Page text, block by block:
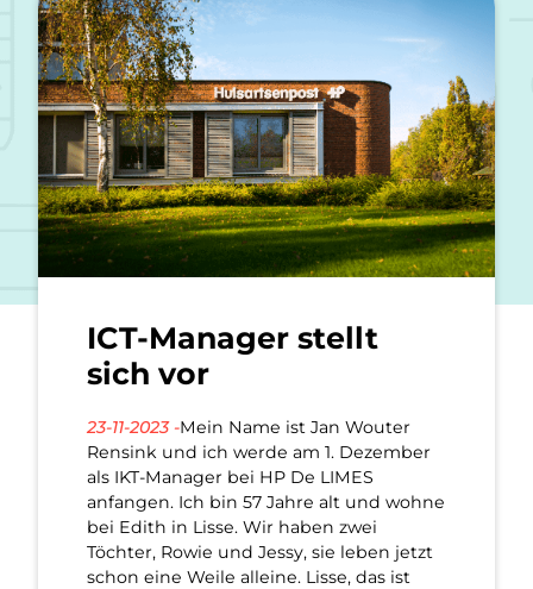
ICT-Manager stellt
sich vor
23-11-2023 -Mein Name ist Jan Wouter
Rensink und ich werde am 1. Dezember
als IKT-Manager bei HP De LIMES
anfangen. Ich bin 57 Jahre alt und wohne
bei Edith in Lisse. Wir haben zwei
Töchter, Rowie und Jessy, sie leben jetzt
schon eine Weile alleine. Lisse, das ist